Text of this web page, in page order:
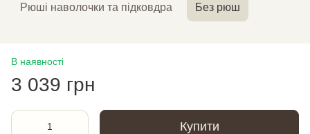
Рюші наволочки та підковдра Без рюш
В наявності
3 039 грн
Купити